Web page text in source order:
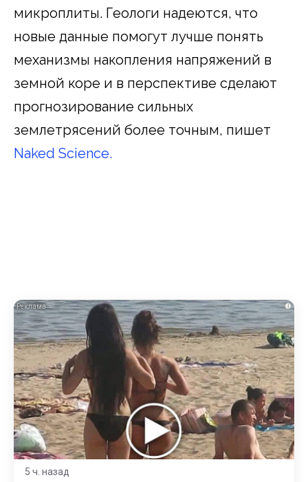
микроплиты. Геологи надеются, что
новые данные помогут лучше понять
механизмы накопления напряжений в
земной коре и в перспективе сделают
прогнозирование сильных
землетрясений более точным, пишет
Naked Science.
i
5 ч. назад